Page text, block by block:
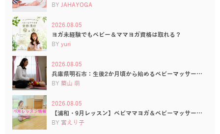
BY JAHAYOGA
2026.08.05
ヨガ未経験でもベビー＆ママヨガ資格は取れる？
BY yuri
2026.08.05
兵庫県明石市：生後2か月頃から始めるベビーマッサー…
BY 築山 萌
2026.08.05
【浦和・9月レッスン】ベビママヨガ＆ベビーマッサー…
BY 宮えり子